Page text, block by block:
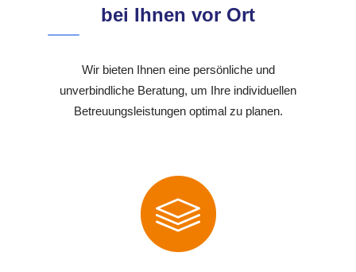
bei Ihnen vor Ort
Wir bieten Ihnen eine persönliche und
unverbindliche Beratung, um Ihre individuellen
Betreuungsleistungen optimal zu planen.